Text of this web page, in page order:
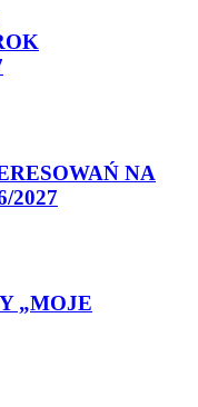
NA
2027
„MOJE